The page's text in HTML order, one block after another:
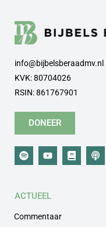
info@bijbelsberaadmv.nl
KVK: 80704026
RSIN: 861767901
DONEER
ACTUEEL
Commentaar